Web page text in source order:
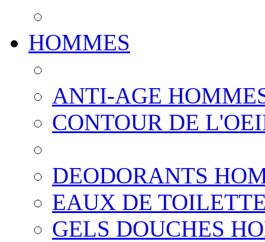
HOMMES
ANTI-AGE
CONTOUR DE
DEODORANTS
EAUX DE
GELS DOUCHES